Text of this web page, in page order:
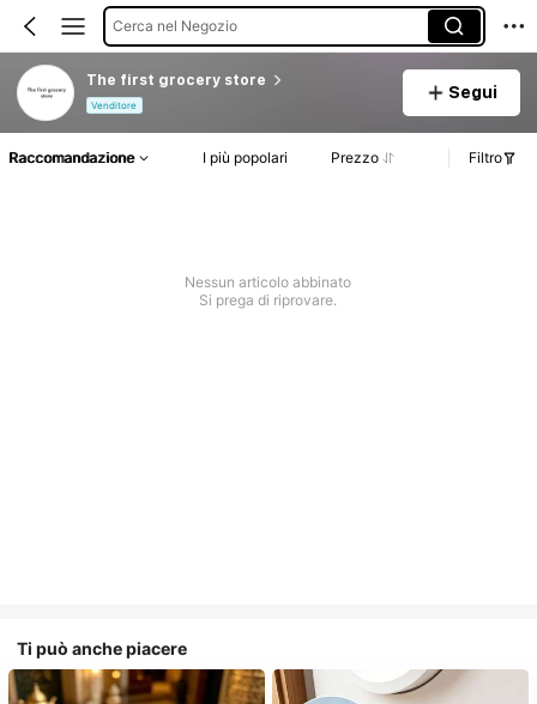
Cerca nel Negozio
The first grocery store
Venditore
Segui
Raccomandazione I più popolari Prezzo Filtro
Nessun articolo abbinato
Si prega di riprovare.
Ti può anche piacere